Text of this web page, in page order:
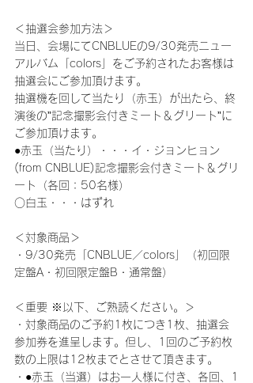
＜抽選会参加方法＞
当日、会場にてCNBLUEの9/30発売ニュー
アルバム「colors」をご予約されたお客様は
抽選会にご参加頂けます。
抽選機を回して当たり（赤玉）が出たら、終
演後の”記念撮影会付きミート＆グリート”に
ご参加頂けます。
●赤玉（当たり）・・・イ・ジョンヒョン
(from CNBLUE)記念撮影会付きミート＆グリ
ート（各回：50名様）
○白玉・・・はずれ
＜対象商品＞
・9/30発売「CNBLUE／colors」（初回限
定盤A・初回限定盤B・通常盤）
＜重要 ※以下、ご熟読ください。＞
・対象商品のご予約1枚につき1枚、抽選会
参加券を進呈します。但し、1回のご予約枚
数の上限は12枚までとさせて頂きます。
・●赤玉（当選）はお一人様に付き、各回、1